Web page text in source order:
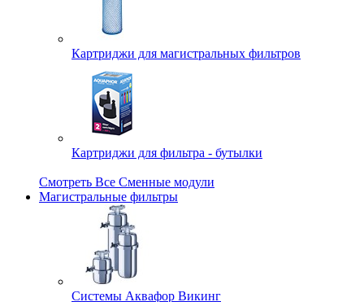
Картриджи для магистральных фильтров
Картриджи для фильтра - бутылки
Смотреть Все Сменные модули
Магистральные фильтры
Системы Аквафор Викинг